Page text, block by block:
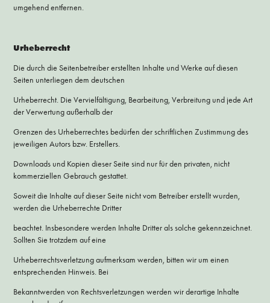
umgehend entfernen.
Urheberrecht
Die durch die Seitenbetreiber erstellten Inhalte und Werke auf diesen
Seiten unterliegen dem deutschen
Urheberrecht. Die Vervielfältigung, Bearbeitung, Verbreitung und jede Art
der Verwertung außerhalb der
Grenzen des Urheberrechtes bedürfen der schriftlichen Zustimmung des
jeweiligen Autors bzw. Erstellers.
Downloads und Kopien dieser Seite sind nur für den privaten, nicht
kommerziellen Gebrauch gestattet.
Soweit die Inhalte auf dieser Seite nicht vom Betreiber erstellt wurden,
werden die Urheberrechte Dritter
beachtet. Insbesondere werden Inhalte Dritter als solche gekennzeichnet.
Sollten Sie trotzdem auf eine
Urheberrechtsverletzung aufmerksam werden, bitten wir um einen
entsprechenden Hinweis. Bei
Bekanntwerden von Rechtsverletzungen werden wir derartige Inhalte